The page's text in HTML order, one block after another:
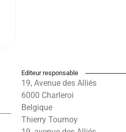
Editeur responsable
19, Avenue des Alliés
6000 Charleroi
Belgique
Thierry Tournoy